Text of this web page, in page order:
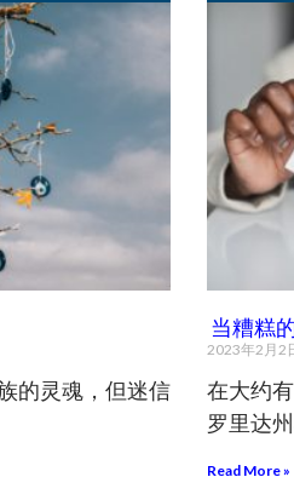
的灵魂，但迷信
当糟糕
2023年2月2
在大约
罗里达
Read More »